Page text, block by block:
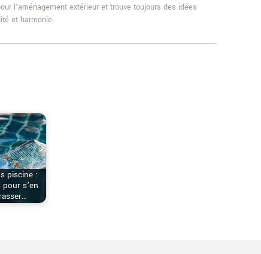
l'aménagement extérieur et trouve toujours des idées
et harmonie.
piscine :
s’en